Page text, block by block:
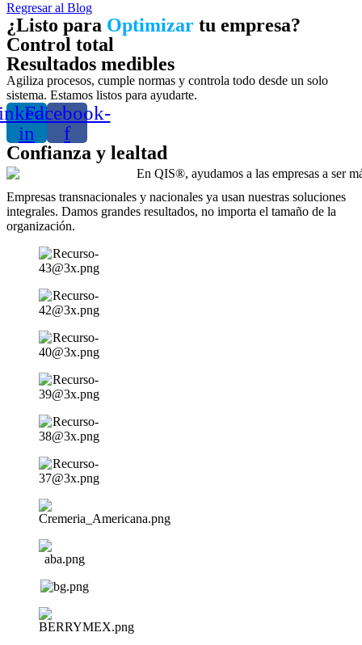
Regresar al Blog
¿Listo para Optimizar tu empresa?
Control total
Resultados medibles
Agiliza procesos, cumple normas y controla todo desde un solo
sistema. Estamos listos para ayudarte.
in
Facebook-
f
Confianza y lealtad
Empresas transnacionales y nacionales ya usan nuestras soluciones
integrales. Damos grandes resultados, no importa el tamaño de la
organización.